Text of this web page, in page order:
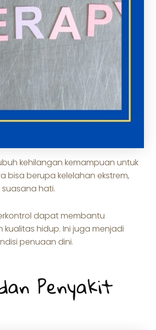
kehilangan kemampuan untuk
bisa berupa kelelahan ekstrem,
hati.
dapat membantu
hidup. Ini juga menjadi
penuaan dini.
Penyakit